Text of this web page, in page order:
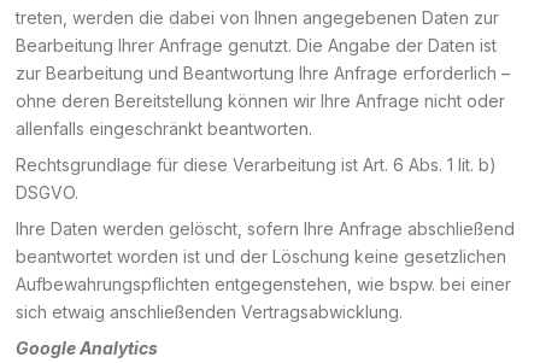
treten, werden die dabei von Ihnen angegebenen Daten zur
Bearbeitung Ihrer Anfrage genutzt. Die Angabe der Daten ist
zur Bearbeitung und Beantwortung Ihre Anfrage erforderlich –
ohne deren Bereitstellung können wir Ihre Anfrage nicht oder
allenfalls eingeschränkt beantworten.
Rechtsgrundlage für diese Verarbeitung ist Art. 6 Abs. 1 lit. b)
DSGVO.
Ihre Daten werden gelöscht, sofern Ihre Anfrage abschließend
beantwortet worden ist und der Löschung keine gesetzlichen
Aufbewahrungspflichten entgegenstehen, wie bspw. bei einer
sich etwaig anschließenden Vertragsabwicklung.
Google Analytics